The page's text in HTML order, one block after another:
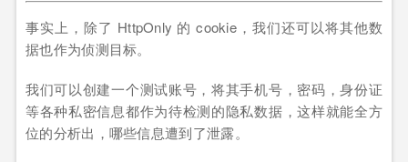
事实上，除了 HttpOnly 的 cookie，我们还可以将其他数
据也作为侦测目标。
我们可以创建一个测试账号，将其手机号，密码，身份证
等各种私密信息都作为待检测的隐私数据，这样就能全方
位的分析出，哪些信息遭到了泄露。